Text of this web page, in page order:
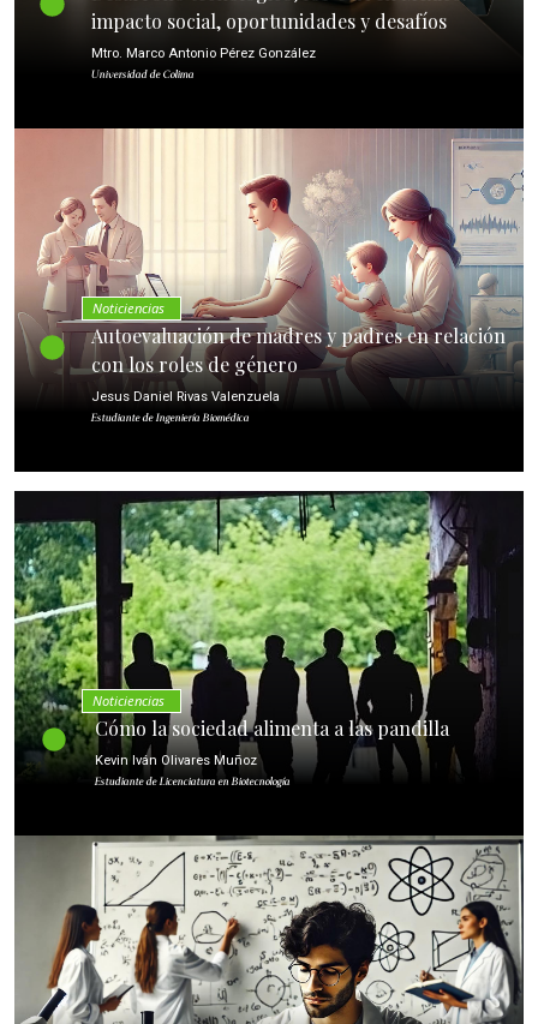
impacto social, oportunidades y desafíos
Mtro. Marco Antonio Pérez González
Universidad de Colima
Noticiencias
Autoevaluación de madres y padres en relación
con los roles de género
Jesus Daniel Rivas Valenzuela
Estudiante de Ingeniería Biomédica
Noticiencias
Cómo la sociedad alimenta a las pandilla
Kevin Iván Olivares Muñoz
Estudiante de Licenciatura en Biotecnología